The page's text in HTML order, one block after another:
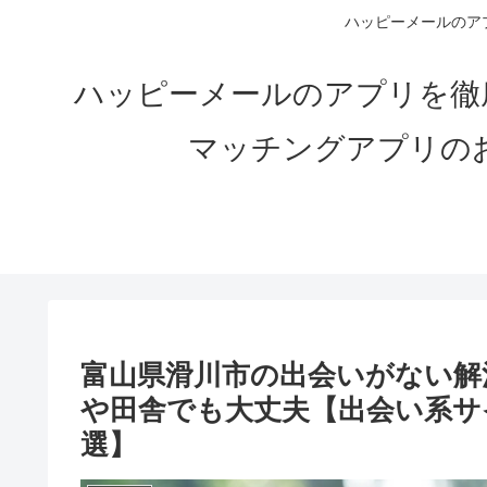
ハッピーメールの
ハッピーメールのアプリを
マッチングアプリ
富山県滑川市の出会いがない
や田舎でも大丈夫【出会い系
選】